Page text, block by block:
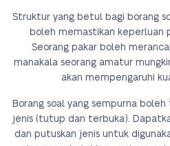
Struktur yang betul bagi borang
boleh memastikan keperluan
Seorang pakar boleh
manakala seorang amatur
akan mempengaruhi
Borang soal yang sempurna
jenis (tutup dan terbuka).
dan putuskan jenis untuk